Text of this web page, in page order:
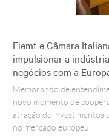
Fiemt e Câmara
impulsionar a
negócios com a
Memorando de
novo momento de
atração de investimentos
no mercado europeu